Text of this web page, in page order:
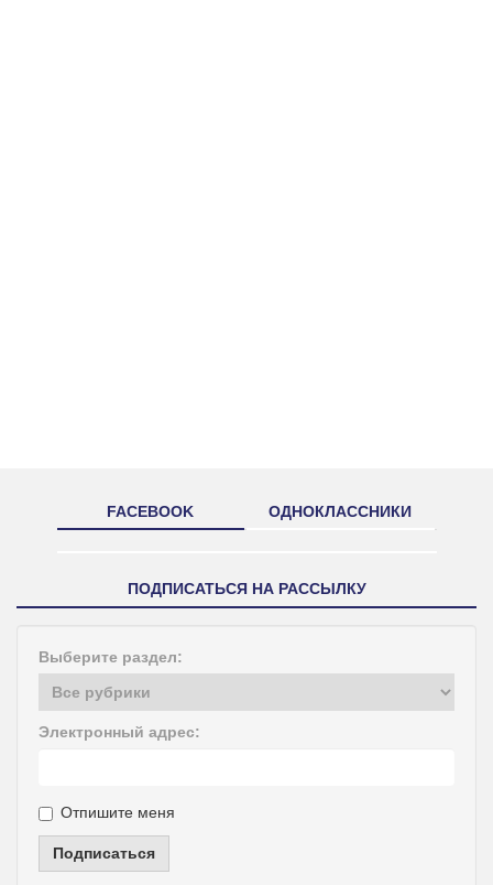
FACEBOOK ОДНОКЛАССНИКИ
ПОДПИСАТЬСЯ НА РАССЫЛКУ
Выберите раздел:
Электронный адрес:
Отпишите меня
Подписаться